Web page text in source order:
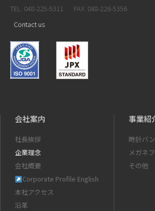
TEL: 048-225-5311
FAX: 048-226-5356
Contact us
会社案内
社長挨拶
企業理念
会社概要
Corporate Profile English
本社アクセス
沿革
事業紹
時計バ
メガネ
その他